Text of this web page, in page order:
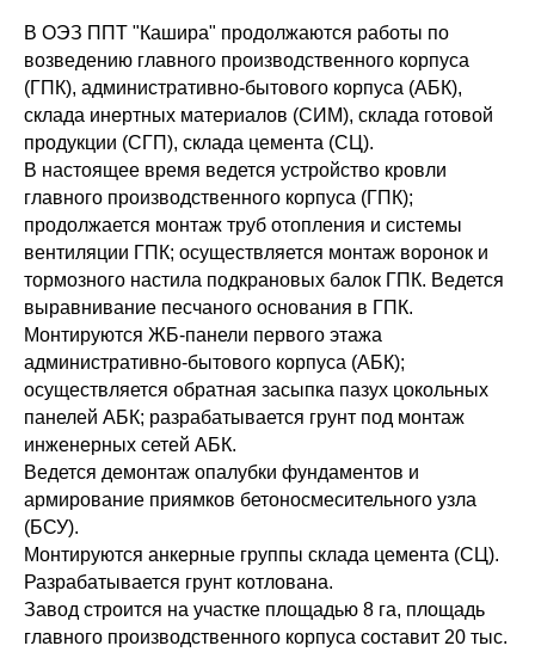
В ОЭЗ ППТ "Кашира" продолжаются работы по
возведению главного производственного корпуса
(ГПК), административно-бытового корпуса (АБК),
склада инертных материалов (СИМ), склада готовой
продукции (СГП), склада цемента (СЦ).
В настоящее время ведется устройство кровли
главного производственного корпуса (ГПК);
продолжается монтаж труб отопления и системы
вентиляции ГПК; осуществляется монтаж воронок и
тормозного настила подкрановых балок ГПК. Ведется
выравнивание песчаного основания в ГПК.
Монтируются ЖБ-панели первого этажа
административно-бытового корпуса (АБК);
осуществляется обратная засыпка пазух цокольных
панелей АБК; разрабатывается грунт под монтаж
инженерных сетей АБК.
Ведется демонтаж опалубки фундаментов и
армирование приямков бетоносмесительного узла
(БСУ).
Монтируются анкерные группы склада цемента (СЦ).
Разрабатывается грунт котлована.
Завод строится на участке площадью 8 га, площадь
главного производственного корпуса составит 20 тыс.